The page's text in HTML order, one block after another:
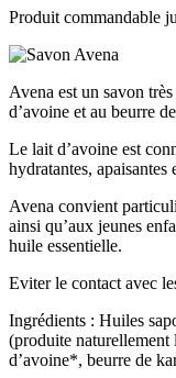
Produit commandable
Avena est un savon
d’avoine et au beurre
Le lait d’avoine est
hydratantes, apaisantes
Avena convient
ainsi qu’aux jeunes
huile essentielle.
Eviter le contact avec
Ingrédients : Huiles
(produite
d’avoine*, beurre de